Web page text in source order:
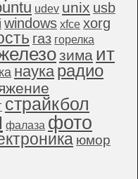
udev unix usb
windows xfce xorg
газ горелка
зима ит
наука радио
страйкбол
фалаза фото
юмор